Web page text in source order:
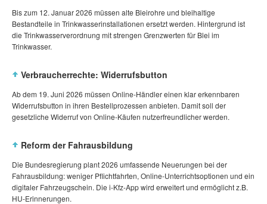
Bis zum 12. Januar 2026 müssen alte Bleirohre und bleihaltige
Bestandteile in Trinkwasserinstallationen ersetzt werden. Hintergrund ist
die Trinkwasserverordnung mit strengen Grenzwerten für Blei im
Trinkwasser.
Verbraucherrechte: Widerrufsbutton
Ab dem 19. Juni 2026 müssen Online‑Händler einen klar erkennbaren
Widerrufsbutton in ihren Bestellprozessen anbieten. Damit soll der
gesetzliche Widerruf von Online‑Käufen nutzerfreundlicher werden.
Reform der Fahrausbildung
Die Bundesregierung plant 2026 umfassende Neuerungen bei der
Fahrausbildung: weniger Pflichtfahrten, Online‑Unterrichtsoptionen und ein
digitaler Fahrzeugschein. Die i‑Kfz‑App wird erweitert und ermöglicht z.B.
HU‑Erinnerungen.